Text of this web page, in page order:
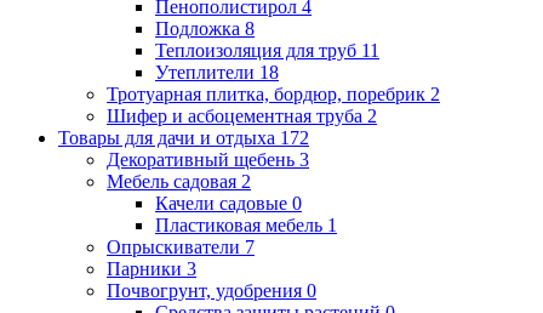
Пенополистирол 4
Подложка 8
Теплоизоляция для труб 11
Утеплители 18
Тротуарная плитка, бордюр, поребрик 2
Шифер и асбоцементная труба 2
Товары для дачи и отдыха 172
Декоративный щебень 3
Мебель садовая 2
Качели садовые 0
Пластиковая мебель 1
Опрыскиватели 7
Парники 3
Почвогрунт, удобрения 0